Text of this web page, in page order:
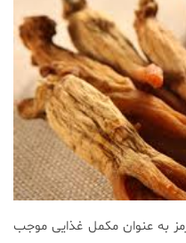
به عنوان مکمل غذایی موجب